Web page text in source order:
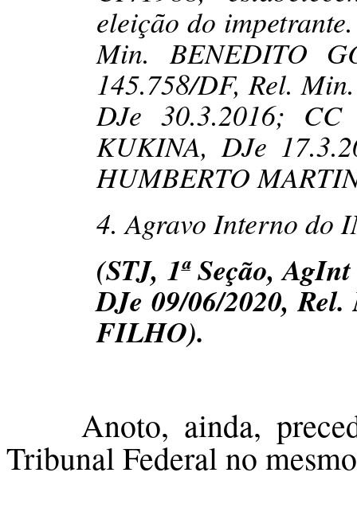
eleição do
Min. BENEDITO
145.758/DF, Rel.
DJe 30.3.2016;
KUKINA, DJe
HUMBERTO
4. Agravo Interno do
(STJ, 1ª Seção,
DJe 09/06/2020,
FILHO).
Anoto, ainda,
Tribunal Federal no